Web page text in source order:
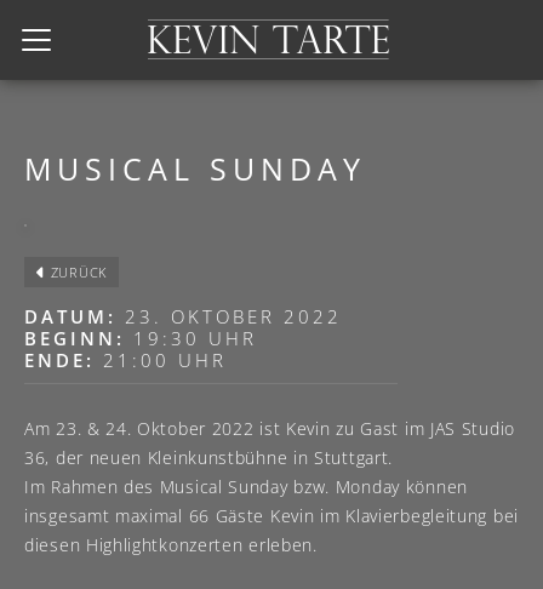
Kevin Tarte
MUSICAL SUNDAY
ZURÜCK
DATUM: 23. OKTOBER 2022
BEGINN: 19:30 UHR
ENDE: 21:00 UHR
Am 23. & 24. Oktober 2022 ist Kevin zu Gast im JAS Studio
36, der neuen Kleinkunstbühne in Stuttgart.
Im Rahmen des Musical Sunday bzw. Monday können
insgesamt maximal 66 Gäste Kevin im Klavierbegleitung bei
diesen Highlightkonzerten erleben.